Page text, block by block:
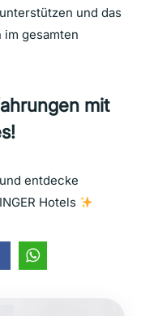
und das
gesamten
mit
entdecke
Hotels